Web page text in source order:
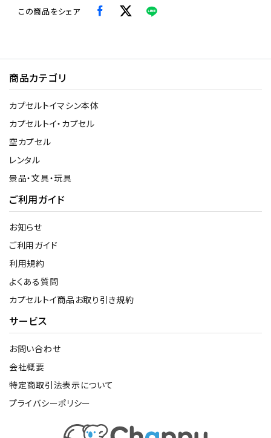
この商品をシェア
商品カテゴリ
カプセルトイマシン本体
カプセルトイ・カプセル
空カプセル
レンタル
景品・文具・玩具
ご利用ガイド
お知らせ
ご利用ガイド
利用規約
よくある質問
カプセルトイ商品お取り引き規約
サービス
お問い合わせ
会社概要
特定商取引法表示について
プライバシーポリシー